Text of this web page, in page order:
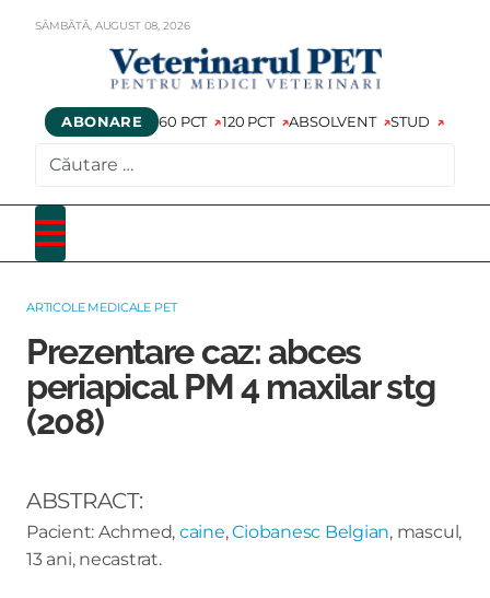
SÂMBĂTĂ, AUGUST 08,2026
ABONARE 60 PCT 120 PCT ABSOLVENT STUD
ARTICOLE MEDICALE PET
Prezentare caz: abces
periapical PM 4 maxilar stg
(208)
ABSTRACT:
Pacient: Achmed, caine,Ciobanesc Belgian, mascul,
13 ani, necastrat.